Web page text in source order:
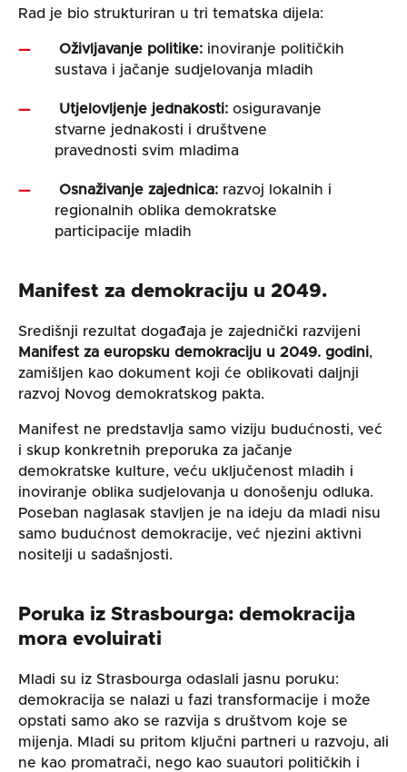
Rad je bio strukturiran u tri tematska dijela:
Oživljavanje politike: inoviranje političkih
sustava i jačanje sudjelovanja mladih
Utjelovljenje jednakosti: osiguravanje
stvarne jednakosti i društvene
pravednosti svim mladima
Osnaživanje zajednica: razvoj lokalnih i
regionalnih oblika demokratske
participacije mladih
Manifest za demokraciju u 2049.
Središnji rezultat događaja je zajednički razvijeni
Manifest za europsku demokraciju u 2049. godini,
zamišljen kao dokument koji će oblikovati daljnji
razvoj Novog demokratskog pakta.
Manifest ne predstavlja samo viziju budućnosti, već
i skup konkretnih preporuka za jačanje
demokratske kulture, veću uključenost mladih i
inoviranje oblika sudjelovanja u donošenju odluka.
Poseban naglasak stavljen je na ideju da mladi nisu
samo budućnost demokracije, već njezini aktivni
nositelji u sadašnjosti.
Poruka iz Strasbourga: demokracija
mora evoluirati
Mladi su iz Strasbourga odaslali jasnu poruku:
demokracija se nalazi u fazi transformacije i može
opstati samo ako se razvija s društvom koje se
mijenja. Mladi su pritom ključni partneri u razvoju, ali
ne kao promatrači, nego kao suautori političkih i